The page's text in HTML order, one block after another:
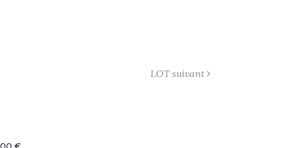
LOT suivant